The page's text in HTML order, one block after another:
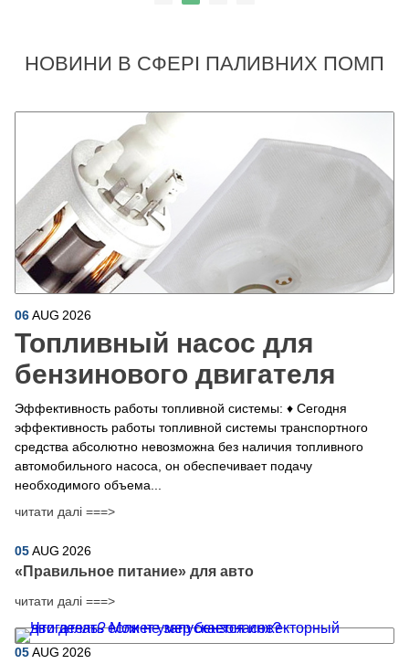
НОВИНИ В СФЕРІ ПАЛИВНИХ ПОМП
06AUG 2026
Топливный насос для
бензинового двигателя
Эффективность работы топливной системы: ♦ Сегодня
эффективность работы топливной системы транспортного
средства абсолютно невозможна без наличия топливного
автомобильного насоса, он обеспечивает подачу
необходимого объема...
читати далі ===>
05AUG 2026
​«Правильное питание» для авто
читати далі ===>
05AUG 2026